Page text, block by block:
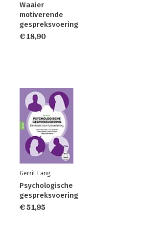
Waaier
motiverende
gespreksvoering
€ 18,90
Gerrit Lang
Psychologische
gespreksvoering
€ 51,95